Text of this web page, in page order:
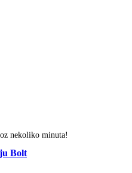
nekoliko minuta!
Bolt